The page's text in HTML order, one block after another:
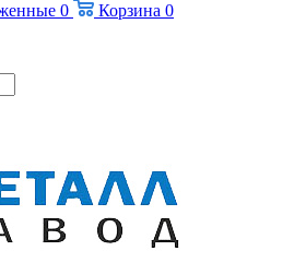
0 Корзина 0